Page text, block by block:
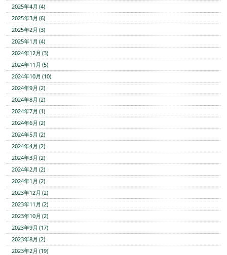
2025年4月 (4)
2025年3月 (6)
2025年2月 (3)
2025年1月 (4)
2024年12月 (3)
2024年11月 (5)
2024年10月 (10)
2024年9月 (2)
2024年8月 (2)
2024年7月 (1)
2024年6月 (2)
2024年5月 (2)
2024年4月 (2)
2024年3月 (2)
2024年2月 (2)
2024年1月 (2)
2023年12月 (2)
2023年11月 (2)
2023年10月 (2)
2023年9月 (17)
2023年8月 (2)
2023年2月 (19)